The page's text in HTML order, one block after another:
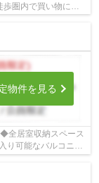
圏内で買い物に便
物件を見る
り可能なバルコニ